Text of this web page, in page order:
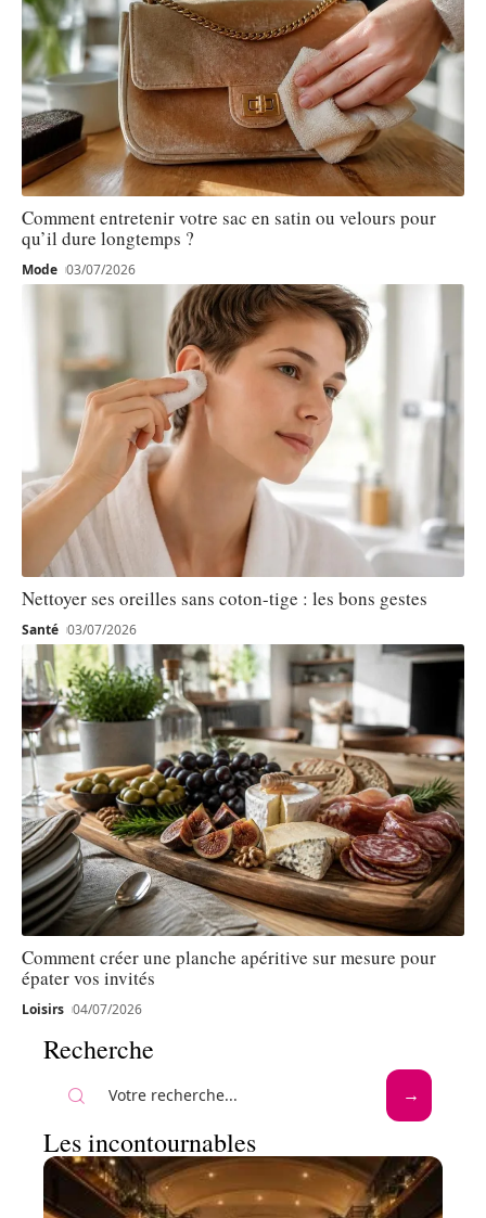
Comment entretenir votre sac en satin ou velours pour
qu’il dure longtemps ?
Mode 03/07/2026
Nettoyer ses oreilles sans coton-tige : les bons gestes
Santé 03/07/2026
Comment créer une planche apéritive sur mesure pour
épater vos invités
Loisirs 04/07/2026
Recherche
Les incontournables